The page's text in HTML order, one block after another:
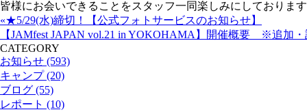
皆様にお会いできることをスタッフ一同楽しみにしております
«★5/29(水)締切！【公式フォトサービスのお知らせ】
【JAMfest JAPAN vol.21 in YOKOHAMA】開催概要 ※追加・
CATEGORY
お知らせ (593)
キャンプ (20)
ブログ (55)
レポート (10)